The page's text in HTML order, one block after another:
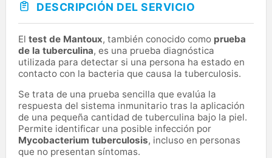
DESCRIPCIÓN DEL SERVICIO
El test de Mantoux, también conocido como prueba
de la tuberculina, es una prueba diagnóstica
utilizada para detectar si una persona ha estado en
contacto con la bacteria que causa la tuberculosis.
Se trata de una prueba sencilla que evalúa la
respuesta del sistema inmunitario tras la aplicación
de una pequeña cantidad de tuberculina bajo la piel.
Permite identificar una posible infección por
Mycobacterium tuberculosis, incluso en personas
que no presentan síntomas.